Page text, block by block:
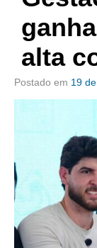
alta
Postado em 19